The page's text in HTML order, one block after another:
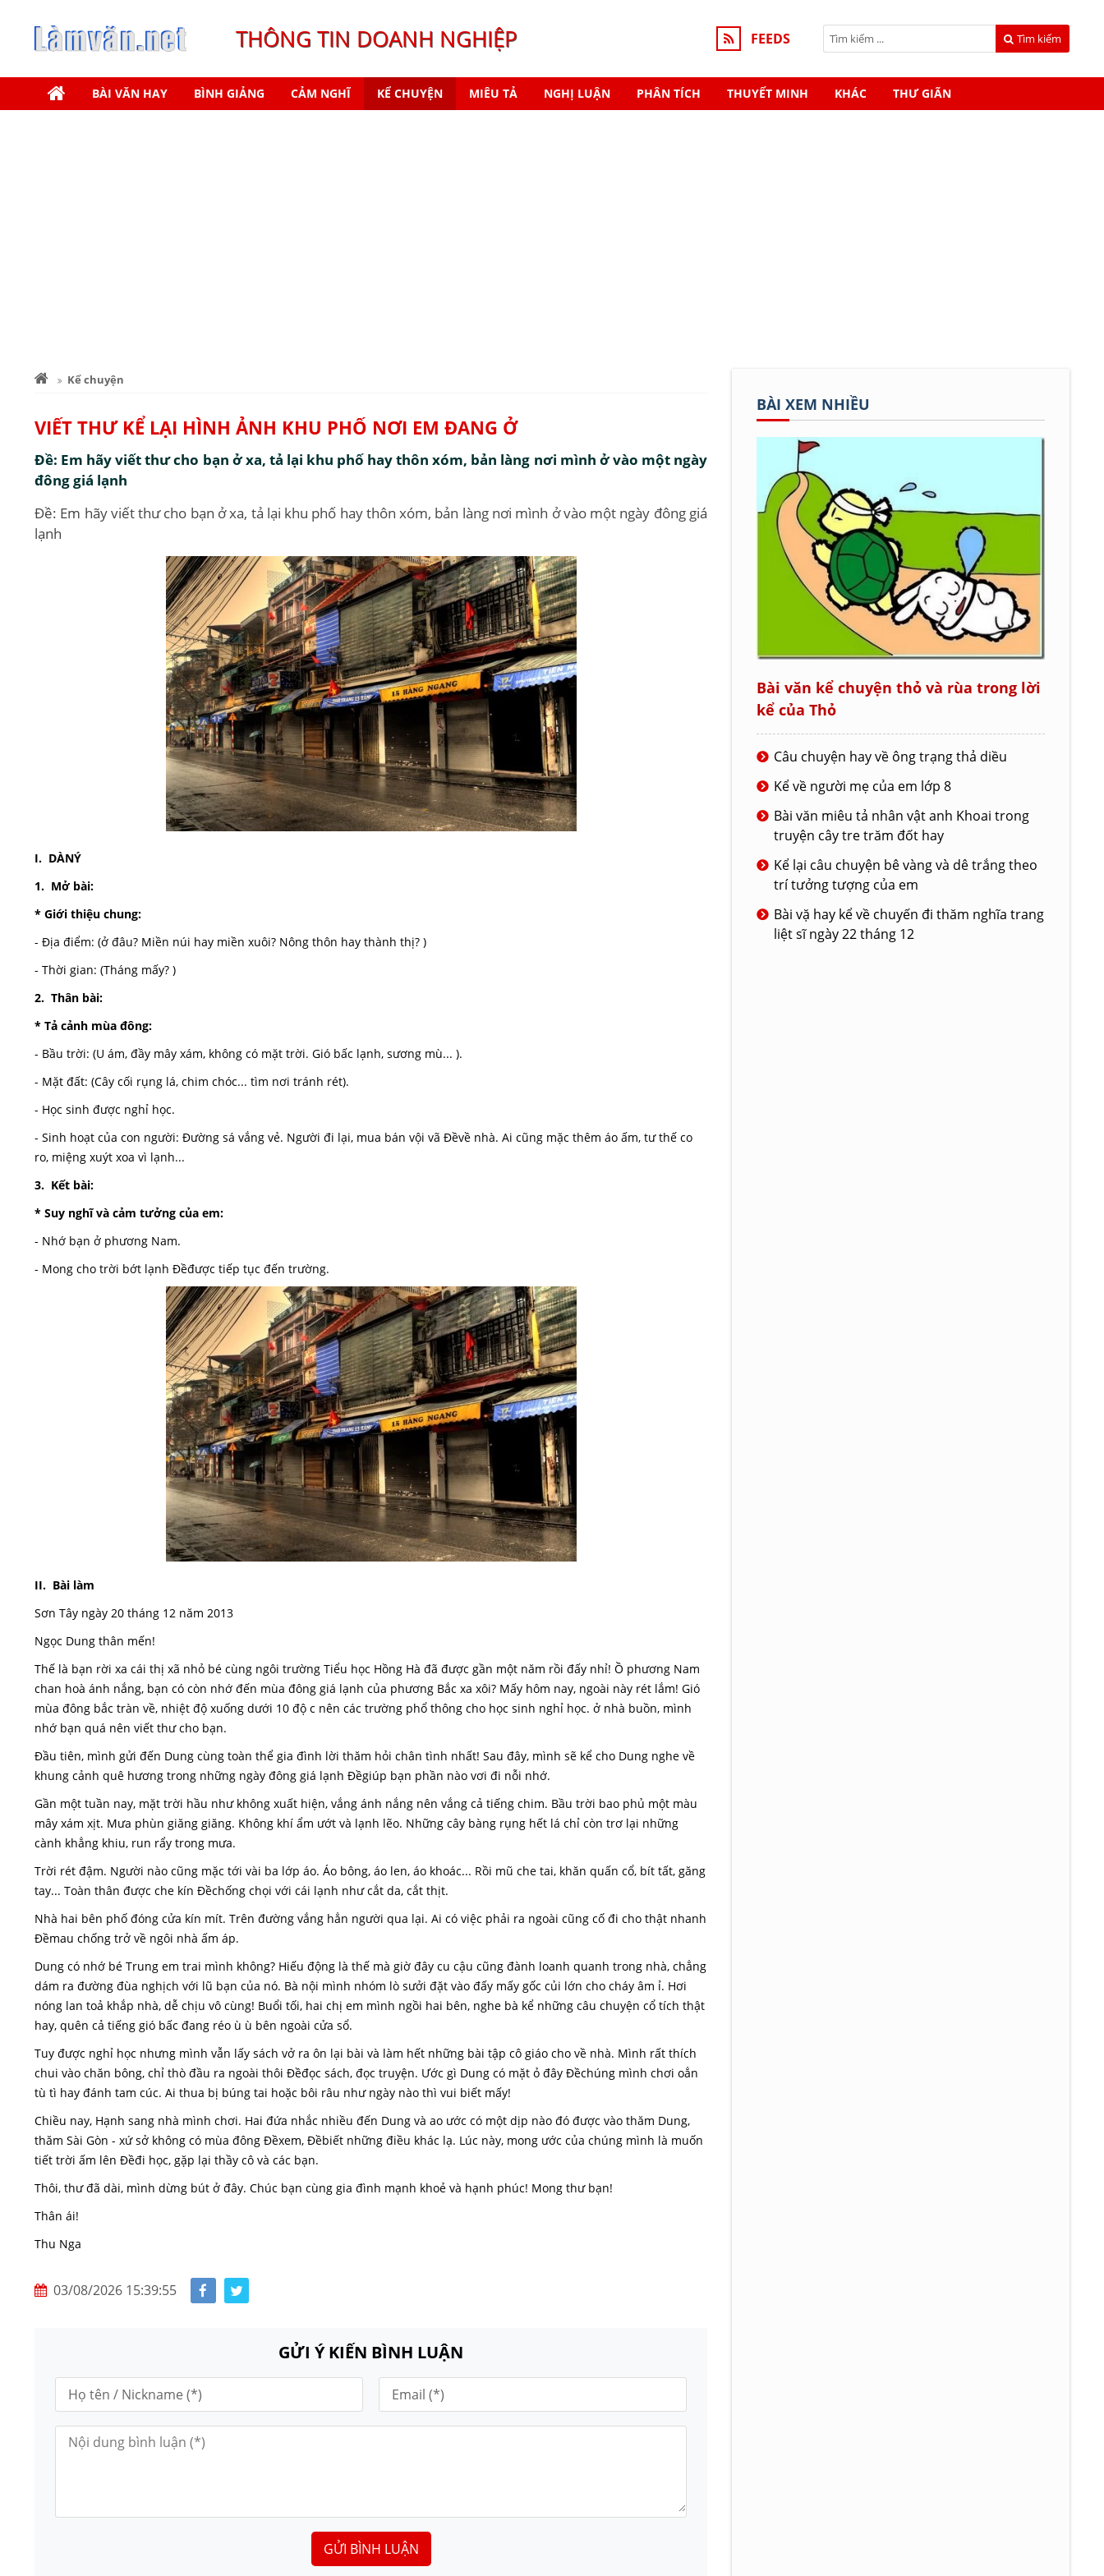
THÔNG TIN DOANH NGHIỆP FEEDS Tìm kiếm
BÀI VĂN HAY BÌNH GIẢNG CẢM NGHĨ KỂ CHUYỆN MIÊU TẢ NGHỊ LUẬN PHÂN TÍCH THUYẾT MINH KHÁC THƯ GIÃN
Kể chuyện
VIẾT THƯ KỂ LẠI HÌNH ẢNH KHU PHỐ NƠI EM ĐANG Ở
Đề: Em hãy viết thư cho bạn ở xa, tả lại khu phố hay thôn xóm, bản làng nơi mình ở vào một ngày
đông giá lạnh
Đề: Em hãy viết thư cho bạn ở xa, tả lại khu phố hay thôn xóm, bản làng nơi mình ở vào một ngày đông giá
lạnh
I. DÀNÝ
1. Mở bài:
* Giới thiệu chung:
- Địa điểm: (ở đâu? Miền núi hay miền xuôi? Nông thôn hay thành thị? )
- Thời gian: (Tháng mấy? )
2. Thân bài:
* Tả cảnh mùa đông:
- Bầu trời: (U ám, đầy mây xám, không có mặt trời. Gió bấc lạnh, sương mù... ).
- Mặt đất: (Cây cối rụng lá, chim chóc... tìm nơi tránh rét).
- Học sinh được nghỉ học.
- Sinh hoạt của con người: Đường sá vắng vẻ. Người đi lại, mua bán vội vã Đềvề nhà. Ai cũng mặc thêm áo ấm, tư thế co
ro, miệng xuýt xoa vì lạnh...
3. Kết bài:
* Suy nghĩ và cảm tưởng của em:
- Nhớ bạn ở phương Nam.
- Mong cho trời bớt lạnh Đềđược tiếp tục đến trường.
II. Bài làm
Sơn Tây ngày 20 tháng 12 năm 2013
Ngọc Dung thân mến!
Thế là bạn rời xa cái thị xã nhỏ bé cùng ngôi trường Tiểu học Hồng Hà đã được gần một năm rồi đấy nhỉ! Ồ phương Nam
chan hoà ánh nắng, bạn có còn nhớ đến mùa đông giá lạnh của phương Bắc xa xôi? Mấy hôm nay, ngoài này rét lắm! Gió
mùa đông bắc tràn về, nhiệt độ xuống dưới 10 độ c nên các trường phổ thông cho học sinh nghỉ học. ở nhà buồn, mình
nhớ bạn quá nên viết thư cho bạn.
Đầu tiên, mình gửi đến Dung cùng toàn thể gia đình lời thăm hỏi chân tình nhất! Sau đây, mình sẽ kể cho Dung nghe về
khung cảnh quê hương trong những ngày đông giá lạnh Đềgiúp bạn phần nào vơi đi nỗi nhớ.
Gần một tuần nay, mặt trời hầu như không xuất hiện, vắng ánh nắng nên vắng cả tiếng chim. Bầu trời bao phủ một màu
mây xám xịt. Mưa phùn giăng giăng. Không khí ẩm ướt và lạnh lẽo. Những cây bàng rụng hết lá chỉ còn trơ lại những
cành khẳng khiu, run rẩy trong mưa.
Trời rét đậm. Người nào cũng mặc tới vài ba lớp áo. Áo bông, áo len, áo khoác... Rồi mũ che tai, khăn quấn cổ, bít tất, găng
tay... Toàn thân được che kín Đềchống chọi với cái lạnh như cắt da, cắt thịt.
Nhà hai bên phố đóng cửa kín mít. Trên đường vắng hẳn người qua lại. Ai có việc phải ra ngoài cũng cố đi cho thật nhanh
Đềmau chống trở về ngôi nhà ấm áp.
Dung có nhớ bé Trung em trai mình không? Hiếu động là thế mà giờ đây cu cậu cũng đành loanh quanh trong nhà, chẳng
dám ra đường đùa nghịch với lũ bạn của nó. Bà nội mình nhóm lò sưởi đặt vào đấy mấy gốc củi lớn cho cháy âm ỉ. Hơi
nóng lan toả khắp nhà, dễ chịu vô cùng! Buổi tối, hai chị em mình ngồi hai bên, nghe bà kể những câu chuyện cổ tích thật
hay, quên cả tiếng gió bấc đang réo ù ù bên ngoài cửa sổ.
Tuy được nghỉ học nhưng mình vẫn lấy sách vở ra ôn lại bài và làm hết những bài tập cô giáo cho về nhà. Mình rất thích
chui vào chăn bông, chỉ thò đầu ra ngoài thôi Đềđọc sách, đọc truyện. Ước gì Dung có mặt ỏ đây Đềchúng mình chơi oẳn
tù tì hay đánh tam cúc. Ai thua bị búng tai hoặc bôi râu như ngày nào thì vui biết mấy!
Chiều nay, Hạnh sang nhà mình chơi. Hai đứa nhắc nhiều đến Dung và ao ước có một dịp nào đó được vào thăm Dung,
thăm Sài Gòn - xứ sở không có mùa đông Đềxem, Đềbiết những điều khác lạ. Lúc này, mong ước của chúng mình là muốn
tiết trời ấm lên Đềđi học, gặp lại thầy cô và các bạn.
Thôi, thư đã dài, mình dừng bút ở đây. Chúc bạn cùng gia đình mạnh khoẻ và hạnh phúc! Mong thư bạn!
Thân ái!
Thu Nga
03/08/2026 15:39:55
GỬI Ý KIẾN BÌNH LUẬN
GỬI BÌNH LUẬN
BÀI XEM NHIỀU
Bài văn kể chuyện thỏ và rùa trong lời
kể của Thỏ
Câu chuyện hay về ông trạng thả diều
Kể về người mẹ của em lớp 8
Bài văn miêu tả nhân vật anh Khoai trong
truyện cây tre trăm đốt hay
Kể lại câu chuyện bê vàng và dê trắng theo
trí tưởng tượng của em
Bài vặ hay kể về chuyến đi thăm nghĩa trang
liệt sĩ ngày 22 tháng 12